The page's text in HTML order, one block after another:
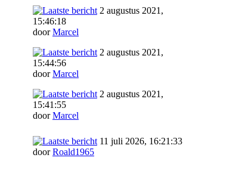
2 augustus 2021,
15:46:18
doorMarcel
2 augustus 2021,
15:44:56
doorMarcel
2 augustus 2021,
15:41:55
doorMarcel
11 juli 2026, 16:21:33
doorRoald1965